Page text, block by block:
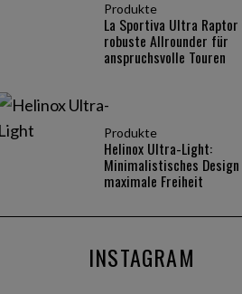
Produkte
La Sportiva Ultra Raptor
robuste Allrounder für
anspruchsvolle Touren
Produkte
Helinox Ultra-Light:
Minimalistisches
maximale Freiheit
INSTAGRAM